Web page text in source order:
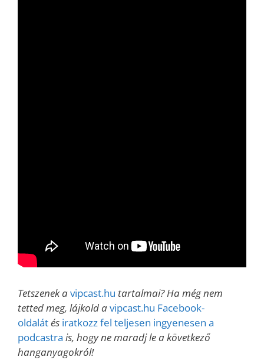
Tetszenek avipcast.hu tartalmai? Ha még nem
tetted meg, lájkold avipcast.hu Facebook-
oldalátés iratkozz fel teljesen ingyenesen a
podcastra is, hogy ne maradj le a következő
hanganyagokról!